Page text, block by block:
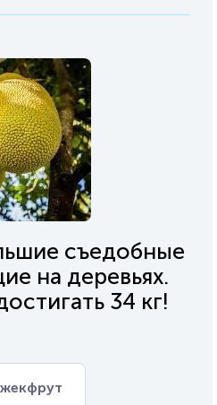
съедобные
на деревьях.
34 кг!